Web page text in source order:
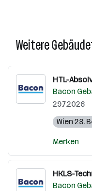
Weitere
HTL-
Bacon
29.7.2026
Wien 23.
Merken
HKLS-
Bacon